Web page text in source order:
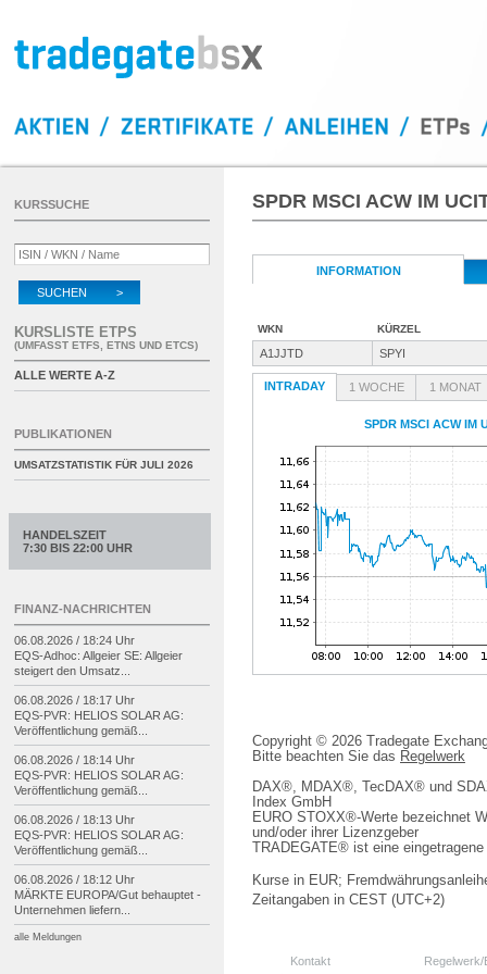
SPDR MSCI ACW IM
INFORMATION
WKN KÜRZEL
A1JJTD SPYI
INTRADAY 1 WOCHE 1 MONAT
SPDR MSCI ACW IM
Copyright © 2026 Tradegate
Bitte beachten Sie das Regelwerk
DAX®, MDAX®, TecDAX® und
Index GmbH
EURO STOXX®-Werte bezeichnet
und/oder ihrer Lizenzgeber
TRADEGATE® ist eine
Kurse in EUR;
Zeitangaben in CEST (UTC+2)
Kontakt
KURSSUCHE
SUCHEN >
KURSLISTE ETPS
(UMFASST ETFS, ETNS UND ETCS)
ALLE WERTE A-Z
PUBLIKATIONEN
UMSATZSTATISTIK FÜR JULI 2026
HANDELSZEIT
7:30 BIS 22:00 UHR
FINANZ-NACHRICHTEN
06.08.2026 / 18:24 Uhr
EQS-Adhoc: Allgeier SE: Allgeier
steigert den Umsatz...
06.08.2026 / 18:17 Uhr
EQS-PVR: HELIOS SOLAR AG:
Veröffentlichung gemäß...
06.08.2026 / 18:14 Uhr
EQS-PVR: HELIOS SOLAR AG:
Veröffentlichung gemäß...
06.08.2026 / 18:13 Uhr
EQS-PVR: HELIOS SOLAR AG:
Veröffentlichung gemäß...
06.08.2026 / 18:12 Uhr
MÄRKTE EUROPA/Gut behauptet -
Unternehmen liefern...
alle Meldungen